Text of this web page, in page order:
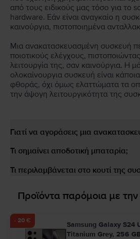
από τους ειδικούς μας τόσο για το
hardware. Εάν είναι αναγκαίο η
καινούργια, πιστοποιημένα
Μια ανακατασκευασμένη συσκευή
ποιοτικούς ελέγχους,
λειτουργία της, σαν καινούργια. Η
ολοκαίνουργια συσκευή είναι
φθοράς, όχι όμως ελαττώματα τα
την άψογη λειτουργικότητα της
Γιατί να αγοράσεις μια
Τι σημαίνει αποδοτική μπαταρία;
Τι περιλαμβάνεται στο κουτί της
Προϊόντα παρόμοια με
- 20 €
Samsung Galaxy S24
Titanium Grey, 256